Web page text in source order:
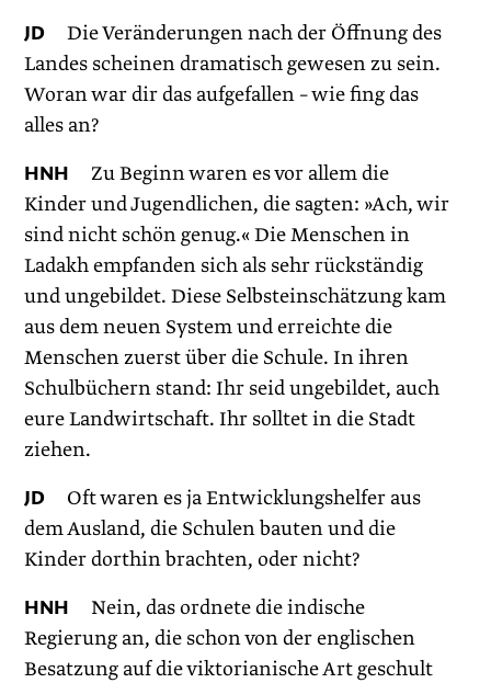
JD Die Veränderungen nach der Öffnung des
Landes scheinen dramatisch gewesen zu sein.
Woran war dir das aufgefallen – wie fing das
alles an?
HNH Zu Beginn waren es vor allem die
Kinder und Jugendlichen, die sagten: »Ach, wir
sind nicht schön genug.« Die Menschen in
Ladakh empfanden sich als sehr rückständig
und ungebildet. Diese Selbsteinschätzung kam
aus dem neuen System und erreichte die
Menschen zuerst über die Schule. In ihren
Schul­büchern stand: Ihr seid ungebildet, auch
eure Landwirtschaft. Ihr solltet in die Stadt
ziehen.
JD Oft waren es ja Entwicklungshelfer aus
dem Ausland, die Schulen bauten und die
Kinder dorthin brachten, oder nicht?
HNH Nein, das ordnete die indische
Regierung an, die schon von der englischen
Besatzung auf die viktorianische Art geschult